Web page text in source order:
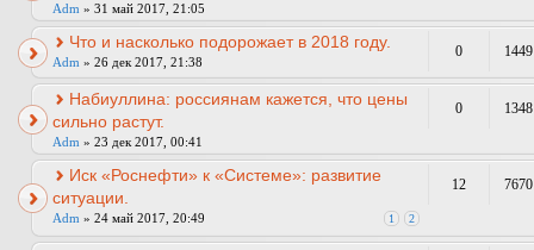
Adm » 31 май 2017, 21:05
Что и насколько подорожает в 2018 году.
Adm » 26 дек 2017, 21:38
0 1449
Набиуллина: россиянам кажется, что цены
сильно растут.
Adm » 23 дек 2017, 00:41
0 1348
Иск «Роснефти» к «Системе»: развитие
ситуации.
1 2
Adm » 24 май 2017, 20:49
12 7670